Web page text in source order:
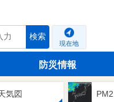
検索
現在地
防災情報
気図